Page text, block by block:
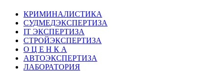
КРИМИНАЛИСТИКА
СУДМЕДЭКСПЕРТИЗА
IT ЭКСПЕРТИЗА
СТРОЙЭКСПЕРТИЗА
О Ц Е Н К А
АВТОЭКСПЕРТИЗА
ЛАБОРАТОРИЯ